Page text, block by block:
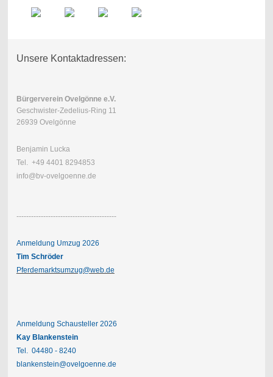
Unsere Kontaktadressen:
Bürgerverein Ovelgönne e.V.
Geschwister-Zedelius-Ring 11
26939 Ovelgönne
Benjamin Lucka
Tel. +49 4401 8294853
info@bv-ovelgoenne.de
-----------------------------------------
Anmeldung Umzug 2026
Tim Schröder
Pferdemarktsumzug@web.de
Anmeldung Schausteller 2026
Kay Blankenstein
Tel. 04480 - 8240
blankenstein@ovelgoenne.de